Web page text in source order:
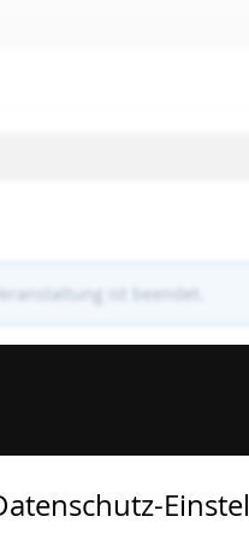
ist beendet.